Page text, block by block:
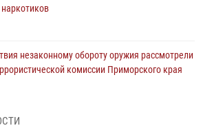
незаконному обороту оружия рассмотрели
комиссии Приморского края
жилого дома сотрудники